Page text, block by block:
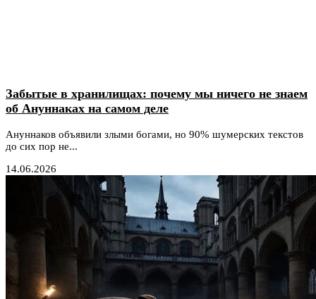
Забытые в хранилищах: почему мы ничего не знаем
об Ануннаках на самом деле
Ануннаков объявили злыми богами, но 90% шумерских текстов
до сих пор не...
14.06.2026